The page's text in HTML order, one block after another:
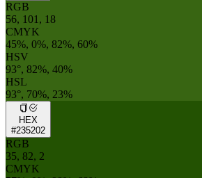
RGB
56, 101, 18
CMYK
45%, 0%, 82%, 60%
HSV
93°, 82%, 40%
HSL
93°, 70%, 23%
HEX
#235202
RGB
35, 82, 2
CMYK